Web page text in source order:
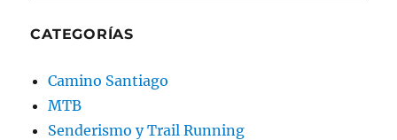
CATEGORÍAS
Camino Santiago
MTB
Senderismo y Trail Running